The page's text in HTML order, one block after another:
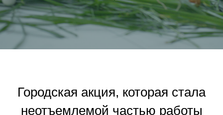
Городская акция, которая стала
неотъемлемой частью работы